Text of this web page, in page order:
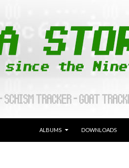
ALBUMS
DOWNLOADS